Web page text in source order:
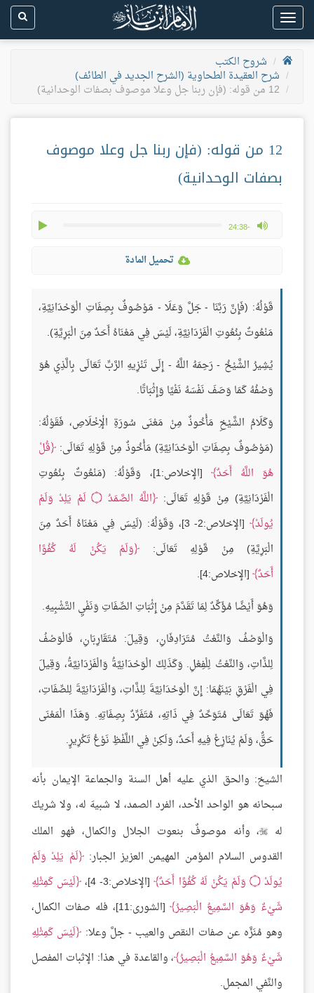
Toggle
navigation
شروح الكتب
شرح العقيدة الطحاوية (الشرح الجديد في الطائف)
12 من قوله: (فإن ربنا جل وعلا موصوف بصفات الوحدانية)
12 من قوله: (فإن ربنا جل وعلا موصوف
بصفات الوحدانية)
-24:38
max volume
تحميل المادة
قَوْلُهُ: (فَإِنَّ رَبَّنَا - جَلَّ وَعَلَا - مَوْصُوفٌ بِصِفَاتِ الْوَحْدَانِيَّةِ،
مَنْعُوتٌ بِنُعُوتِ الْفَرْدَانِيَّةِ، لَيْسَ فِي مَعْنَاهُ أَحَدٌ مِنَ الْبَرِيَّةِ).
يُشِيرُ الشَّيْخُ - رَحِمَهُ اللَّهُ - إِلَى تَنْزِيهِ الرَّبِّ تَعَالَى بِالَّذِي هُوَ
وَصْفُهُ كَمَا وَصَفَ نَفْسَهُ نَفْيًا وَإِثْبَاتًا.
وَكَلَامُ الشَّيْخِ مَأْخُوذٌ مِنْ مَعْنَى سُورَةِ الْإِخْلَاصِ، فَقَوْلُهُ:
(مَوْصُوفٌ بِصِفَاتِ الْوَحْدَانِيَّةِ) مَأْخُوذٌ مِنْ قَوْلِهِ تَعَالَى: قُلْ
هُوَ اللَّهُ أَحَدٌ
[الإخلاص:1]، وَقَوْلُهُ: (مَنْعُوتٌ بِنُعُوتِ
الْفَرْدَانِيَّةِ) مِنْ قَوْلِهِ تَعَالَى: اللَّهُ الصَّمَدُ۝
لَمْ يَلِدْ وَلَمْ
يُولَدْ
[الإخلاص:2- 3]، وَقَوْلُهُ: (لَيْسَ فِي مَعْنَاهُ أَحَدٌ مِنَ
الْبَرِيَّةِ) مِنْ قَوْلِهِ تَعَالَى:
وَلَمْ يَكُنْ لَهُ كُفُوًا
أَحَدٌ [الإخلاص:4].
وَهُوَ أَيْضًا مُؤَكِّدٌ لِمَا تَقَدَّمَ مِنْ إِثْبَاتِ الصِّفَاتِ وَنَفْيِ التَّشْبِيهِ.
وَالْوَصْفُ وَالنَّعْتُ مُتَرَادِفَانِ، وَقِيلَ: مُتَقَارِبَانِ، فَالْوَصْفُ
لِلذَّاتِ، وَالنَّعْتُ لِلْفِعْلِ. وَكَذَلِكَ الْوَحْدَانِيَّةُ وَالْفَرْدَانِيَّةُ، وَقِيلَ
فِي الْفَرْقِ بَيْنَهُمَا: إِنَّ الْوَحْدَانِيَّةَ لِلذَّاتِ، وَالْفَرْدَانِيَّةَ لِلصِّفَاتِ،
فَهُوَ تَعَالَى مُتَوَحِّدٌ فِي ذَاتِهِ، مُتَفَرِّدٌ بِصِفَاتِهِ. وَهَذَا الْمَعْنَى
حَقٌّ، وَلَمْ يُنَازِعْ فِيهِ أَحَدٌ، وَلَكِنْ فِي اللَّفْظِ نَوْعُ تَكْرِيرٍ.
الشيخ: والحق الذي عليه أهل السنة والجماعة الإيمان بأنه
سبحانه هو الواحد الأحد، الفرد الصمد، لا شبيهَ له، ولا شريكَ
له
، وأنه موصوفٌ بنعوت الجلال والكمال، فهو الملك
القدوس السلام المؤمن المهيمن العزيز الجبار: لَمْ يَلِدْ وَلَمْ
يُولَدْ۝ وَلَمْ يَكُنْ لَهُ كُفُوًا أَحَدٌ [الإخلاص:3- 4]،
لَيْسَ كَمِثْلِهِ
شَيْءٌ وَهُوَ السَّمِيعُ الْبَصِيرُ
[الشورى:11]، فله صفات الكمال،
وهو مُنَزَّه عن صفات النقص والعيب - جلَّ وعلا: لَيْسَ كَمِثْلِهِ
شَيْءٌ وَهُوَ السَّمِيعُ الْبَصِيرُ ، والقاعدة في هذا: الإثبات المفصل
والنَّفي المجمل.